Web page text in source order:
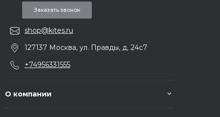
Заказать звонок
shop@kites.ru
127137 Москва, ул. Правды, д. 24с7
+74956331555
О компании